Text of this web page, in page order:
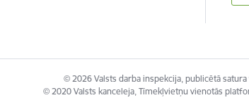
© 2026 Valsts darba inspekcija, publicētā
© 2020 Valsts kanceleja, Tīmekļvietņu vienotās